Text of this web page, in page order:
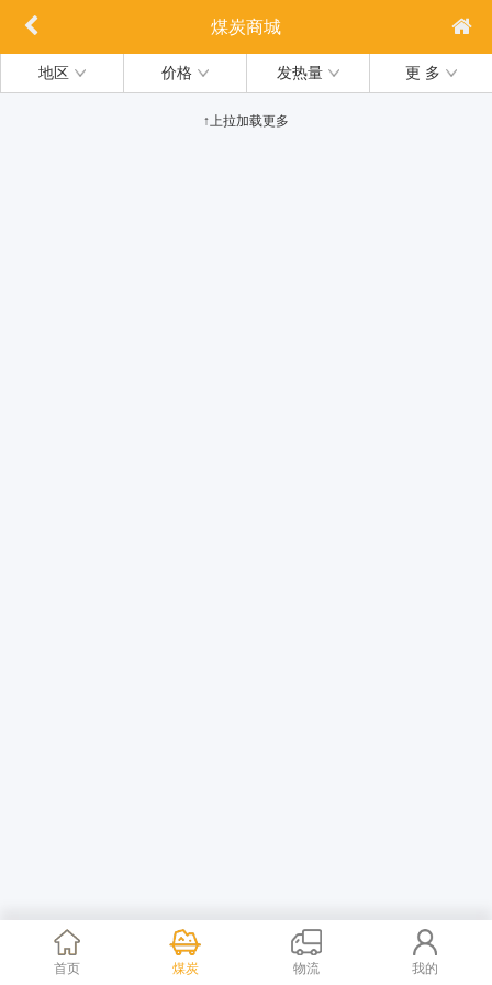
煤炭商城
地区 价格 发热量 更 多
↑上拉加载更多
首页 煤炭 物流 我的